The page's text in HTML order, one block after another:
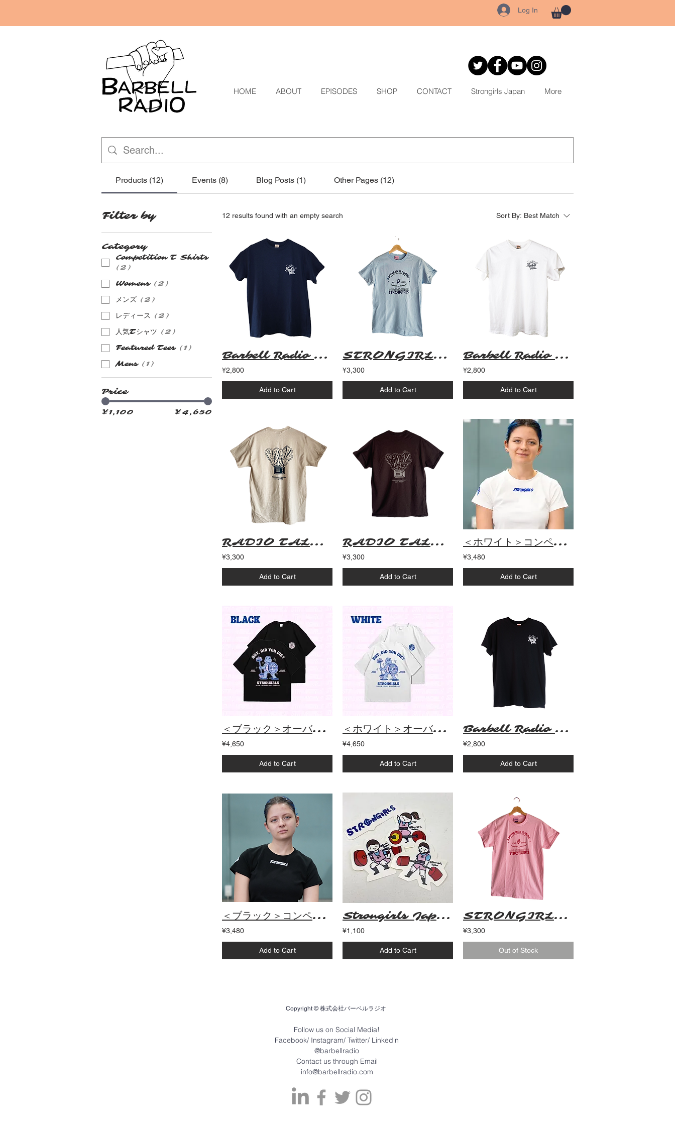
Log In
HOME ABOUT EPISODES SHOP CONTACT Strongirls Japan More
Products (12) Events (8) Blog Posts (1) Other Pages (12)
Filter by
Category
Competition T Shirts
(2 )
Womens (2 )
メンズ (2 )
レディース (2 )
人気Tシャツ (2 )
Featured Tees (1)
Mens (1)
Price
¥1,100 ¥4,650
12 results found with an empty search Sort By: Best Match
Barbell Radio Original T Shirt (ネイビー)
¥2,800
Add to Cart
STRONGIRLS T SHIRT SKY BLUE
¥3,300
Add to Cart
Barbell Radio Original T Shirt (ホワイト)
¥2,800
Add to Cart
RADIO TALK < SAND >
¥3,300
Add to Cart
RADIO TALK < CHOCOLATE >
¥3,300
Add to Cart
＜ホワイト＞コンペティションシャツ
¥3,480
Add to Cart
＜ブラック＞オーバーサイズTシャツ
¥4,650
Add to Cart
＜ホワイト＞オーバーサイズTシャツ
¥4,650
Add to Cart
Barbell Radio Original T Shirt (ブラック)
¥2,800
Add to Cart
＜ブラック＞コンペティションシャツ
¥3,480
Add to Cart
Strongirls Japan Stickers（４点セット）
¥1,100
Add to Cart
STRONGIRLS T SHIRT PINK
¥3,300
Out of Stock
Copyright © 株式会社バーベルラジオ
Follow us on Social Media!
Facebook/ Instagram/ Twitter/ Linkedin
@barbellradio
Contact us through Email
info@barbellradio.com